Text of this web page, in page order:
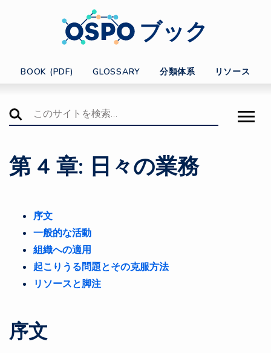
ブック
BOOK (PDF) GLOSSARY 分類体系 リソース
第 4 章: 日々の業務
序文
一般的な活動
組織への適用
起こりうる問題とその克服方法
リソースと脚注
序文